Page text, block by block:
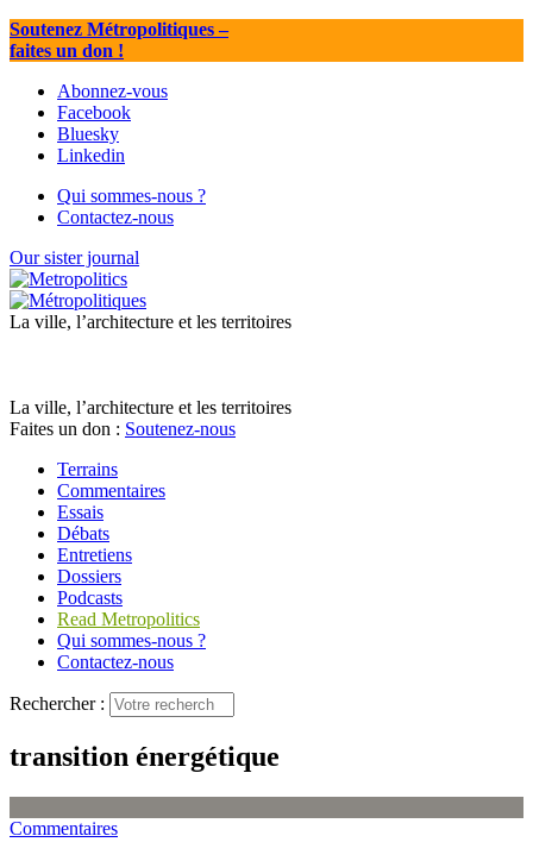
Soutenez Métropolitiques–
faites un don !
Abonnez-vous
Facebook
Bluesky
Linkedin
Qui sommes-nous ?
Contactez-nous
Our sister journal
La ville, l’architecture et les territoires
La ville, l’architecture et les territoires
Faites un don : Soutenez-nous
Terrains
Commentaires
Essais
Débats
Entretiens
Dossiers
Podcasts
Read Metropolitics
Qui sommes-nous ?
Contactez-nous
Rechercher :
transition énergétique
Commentaires